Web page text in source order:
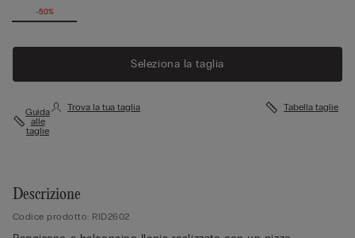
-50%
Seleziona la taglia
Guida
alle
taglie
Trova la tua taglia Tabella taglie
Descrizione
Codice prodotto: RID2602